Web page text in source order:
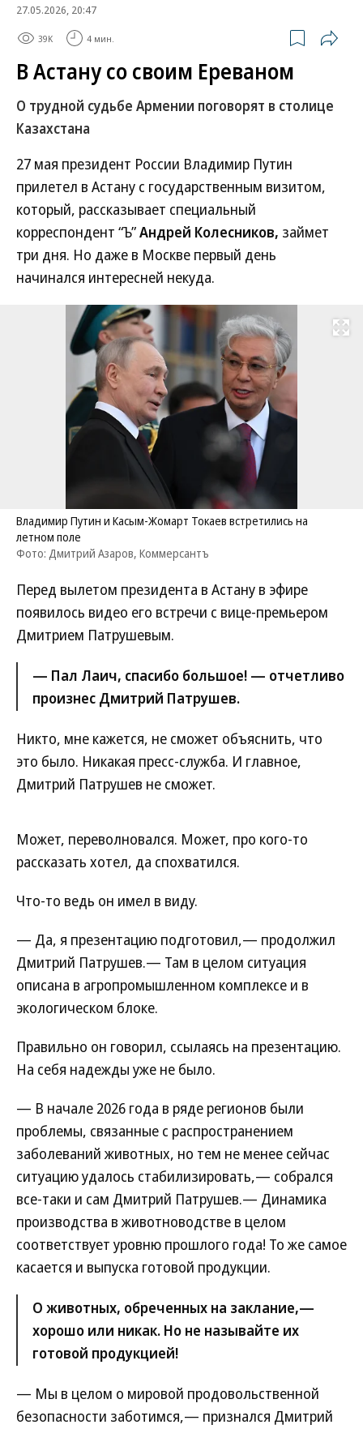
27.05.2026, 20:47
39K 4 мин.
В Астану со своим Ереваном
О трудной судьбе Армении поговорят в столице
Казахстана
27 мая президент России Владимир Путин
прилетел в Астану с государственным визитом,
который, рассказывает специальный
корреспондент “Ъ”Андрей Колесников, займет
три дня. Но даже в Москве первый день
начинался интересней некуда.
Развернуть
Владимир Путин и Касым-Жомарт Токаев встретились на
летном поле
Фото: Дмитрий Азаров, Коммерсантъ
Перед вылетом президента в Астану в эфире
появилось видео его встречи с вице-премьером
Дмитрием Патрушевым.
— Пал Лаич, спасибо большое! — отчетливо
произнес Дмитрий Патрушев.
Никто, мне кажется, не сможет объяснить, что
это было. Никакая пресс-служба. И главное,
Дмитрий Патрушев не сможет.
Может, переволновался. Может, про кого-то
рассказать хотел, да спохватился.
Что-то ведь он имел в виду.
— Да, я презентацию подготовил,— продолжил
Дмитрий Патрушев.— Там в целом ситуация
описана в агропромышленном комплексе и в
экологическом блоке.
Правильно он говорил, ссылаясь на презентацию.
На себя надежды уже не было.
— В начале 2026 года в ряде регионов были
проблемы, связанные с распространением
заболеваний животных, но тем не менее сейчас
ситуацию удалось стабилизировать,— собрался
все-таки и сам Дмитрий Патрушев.— Динамика
производства в животноводстве в целом
соответствует уровню прошлого года! То же самое
касается и выпуска готовой продукции.
О животных, обреченных на заклание,—
хорошо или никак. Но не называйте их
готовой продукцией!
— Мы в целом о мировой продовольственной
безопасности заботимся,— признался Дмитрий